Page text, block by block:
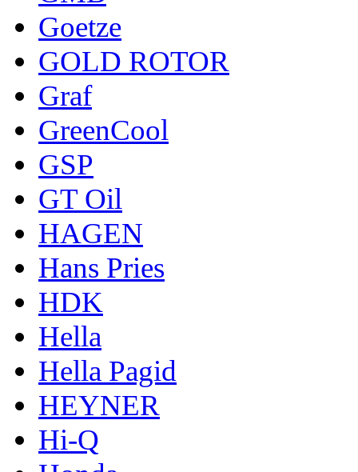
Goetze
GOLD ROTOR
Graf
GreenCool
GSP
GT Oil
HAGEN
Hans Pries
HDK
Hella
Hella Pagid
HEYNER
Hi-Q